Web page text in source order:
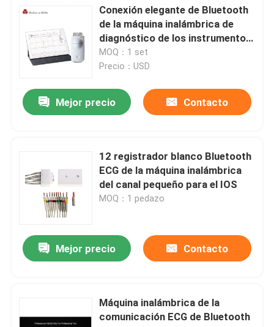
Máquina móvil de ECG
máquina casera del ecg
Máquina de Holter ECG
Máquina de la prueba de tensión ECG
Máquina en PC de ECG
Supervisión ambulativa de ECG
Conexión elegante de Bluetooth
de la máquina inalámbrica de
diagnóstico de los instrumentos
ECG
MOQ：1 set
Precio：USD
Mejor precio Contacto
12 registrador blanco Bluetooth
ECG de la máquina inalámbrica
del canal pequeño para el IOS
MOQ：1 pedazo
Mejor precio Contacto
Máquina inalámbrica de la
comunicación ECG de Bluetooth